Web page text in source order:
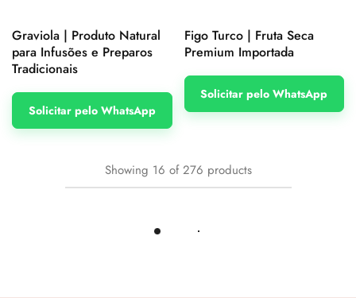
Graviola | Produto Natural
para Infusões e Preparos
Tradicionais
Solicitar pelo WhatsApp
Figo Turco | Fruta Seca
Premium Importada
Solicitar pelo WhatsApp
Showing 16 of276 products
Load More